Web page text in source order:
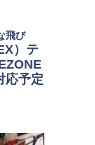
飛び
）テ
応予定